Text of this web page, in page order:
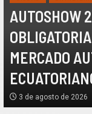
AUTOSHOW
MERCADO
3 de agosto de 2026